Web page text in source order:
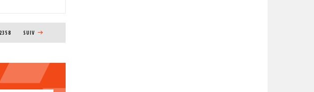
2358 PAGE SUIVANTE
SUIV